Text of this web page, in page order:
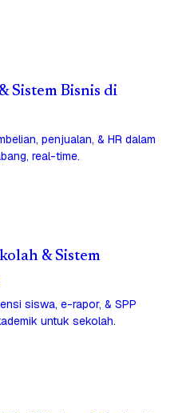
Sistem Bisnis di
penjualan, & HR dalam
real-time.
& Sistem
siswa, e-rapor, & SPP
untuk sekolah.